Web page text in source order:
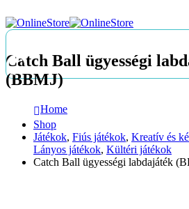
Catch Ball ügyességi
(BBMJ)
Home
Shop
Játékok, Fiús játékok, Kreatív és
Lányos játékok, Kültéri játékok
Catch Ball ügyességi labdajáték